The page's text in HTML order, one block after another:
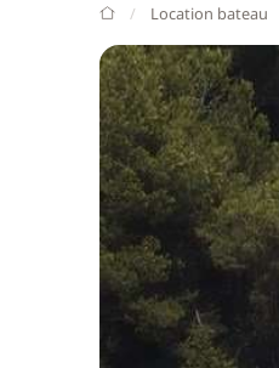
GlobeSailor
Location bateau